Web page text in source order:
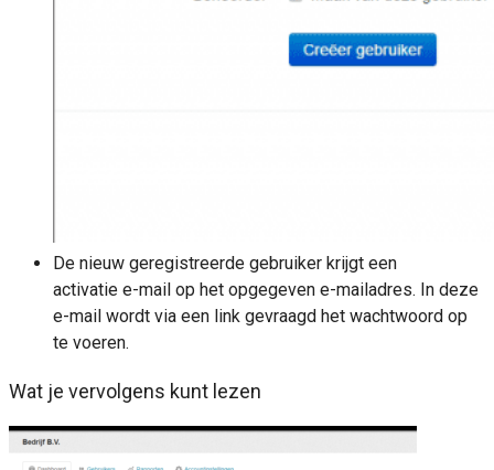
De nieuw geregistreerde gebruiker krijgt een
activatie e-mail op het opgegeven e-mailadres. In deze
e-mail wordt via een link gevraagd het wachtwoord op
te voeren.
Wat je vervolgens kunt lezen